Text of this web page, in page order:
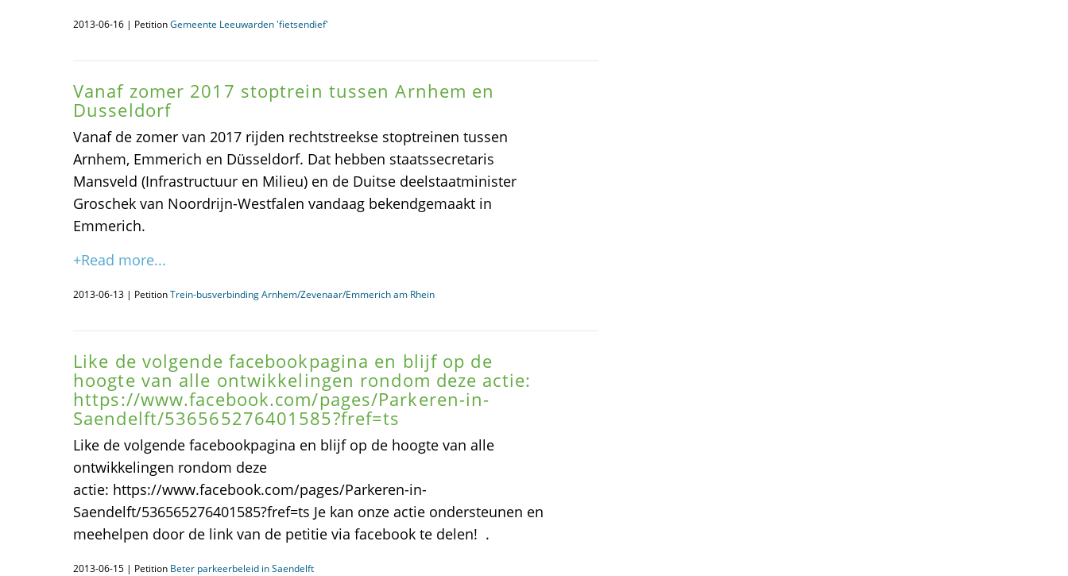
2013-06-16 | PetitionGemeente Leeuwarden 'fietsendief'
Vanaf zomer 2017 stoptrein tussen Arnhem en
Dusseldorf
Vanaf de zomer van 2017 rijden rechtstreekse stoptreinen tussen
Arnhem, Emmerich en Düsseldorf. Dat hebben staatssecretaris
Mansveld (Infrastructuur en Milieu) en de Duitse deelstaatminister
Groschek van Noordrijn-Westfalen vandaag bekendgemaakt in
Emmerich.
+Read more...
2013-06-13 | PetitionTrein-busverbinding Arnhem/Zevenaar/Emmerich am Rhein
Like de volgende facebookpagina en blijf op de
hoogte van alle ontwikkelingen rondom deze actie:
https://www.facebook.com/pages/Parkeren-in-
Saendelft/536565276401585?fref=ts
Like de volgende facebookpagina en blijf op de hoogte van alle
ontwikkelingen rondom deze
actie: https://www.facebook.com/pages/Parkeren-in-
Saendelft/536565276401585?fref=ts Je kan onze actie ondersteunen en
meehelpen door de link van de petitie via facebook te delen! .
2013-06-15 | Petition Beter parkeerbeleid in Saendelft